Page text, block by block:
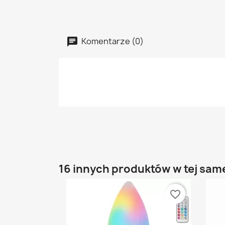
Komentarze (0)
16 innych produktów w tej
favorite_border